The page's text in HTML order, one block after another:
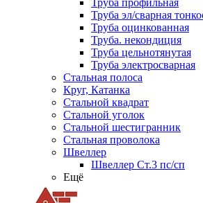
Труба профильная
Труба эл/сварная
Труба оцинкованная
Труба. некондиция
Труба цельнотянутая
Труба электросварная
Стальная полоса
Круг, Катанка
Стальной квадрат
Стальной уголок
Стальной шестигранник
Стальная проволока
Швеллер
Швеллер Ст.3 пс/сп
Ещё